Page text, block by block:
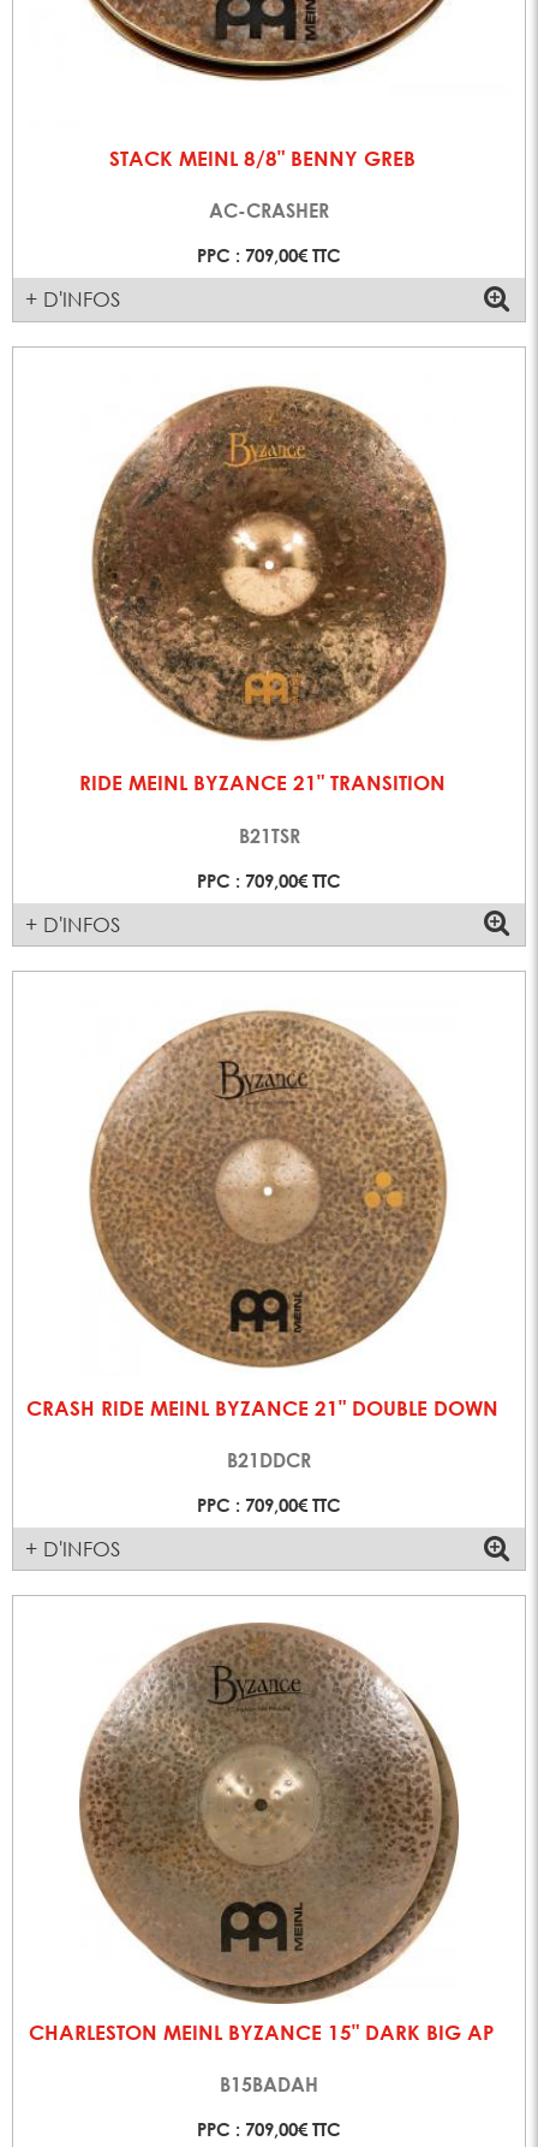
STACK MEINL 8/8" BENNY GREB
AC-CRASHER
PPC : 709,00€ TTC
+ D'INFOS
RIDE MEINL BYZANCE 21" TRANSITION
B21TSR
PPC : 709,00€ TTC
+ D'INFOS
CRASH RIDE MEINL BYZANCE 21" DOUBLE DOWN
B21DDCR
PPC : 709,00€ TTC
+ D'INFOS
CHARLESTON MEINL BYZANCE 15" DARK BIG AP
B15BADAH
PPC : 709,00€ TTC